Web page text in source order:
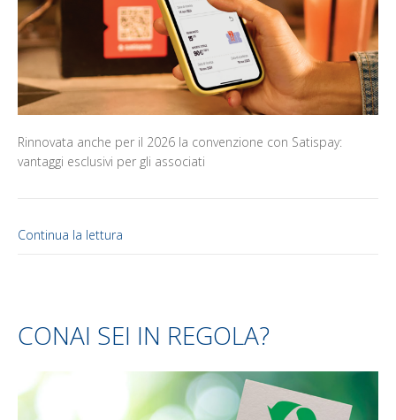
Rinnovata anche per il 2026 la convenzione con Satispay:
vantaggi esclusivi per gli associati
Continua la lettura
CONAI SEI IN REGOLA?